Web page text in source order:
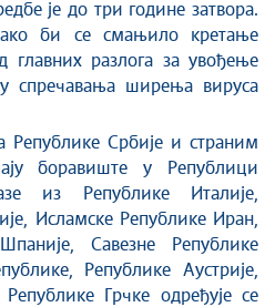
је до три године затвора.
би се смањило кретање
главних разлога за увођење
спречавања ширења вируса
Републике Србије и страним
боравиште у Републици
из Републике Италије,
Исламске Републике Иран,
Савезне Републике
Републике Аустрије,
Грчке одређује се